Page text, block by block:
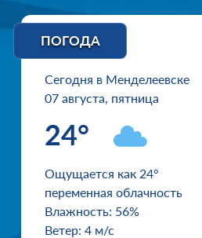
ПОГОДА
Сегодня в Менделеевске
07 августа, пятница
24°
Ощущается как 24°
переменная облачность
Влажность: 56%
Ветер: 4 м/с